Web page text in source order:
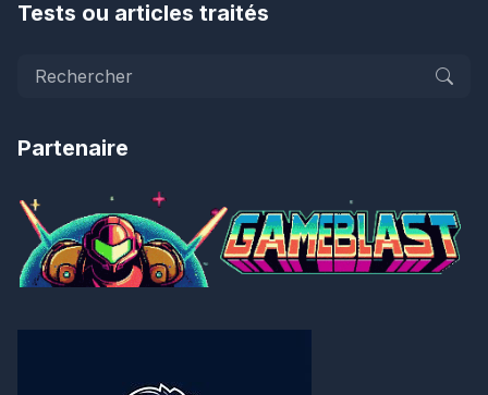
Tests ou articles traités
Partenaire